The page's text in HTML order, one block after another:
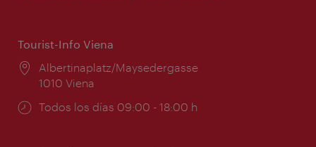
Tourist-Info Viena
Lugar:
Albertinaplatz/Maysedergasse
1010 Viena
Horarios
Todos los días 09:00 - 18:00 h